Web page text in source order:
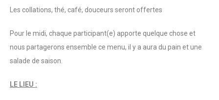
Les collations, thé, café, douceurs seront offertes
Pour le midi, chaque participant(e) apporte quelque chose et
nous partagerons ensemble ce menu, il y a aura du pain et une
salade de saison.
LE LIEU :